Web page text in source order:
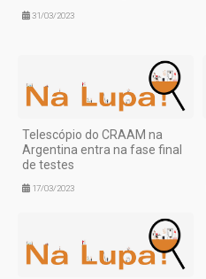
31/03/2023
Telescópio do CRAAM na
Argentina entra na fase final
de testes
17/03/2023